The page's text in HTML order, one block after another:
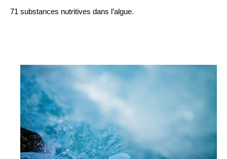
71 substances nutritives dans l’algue.